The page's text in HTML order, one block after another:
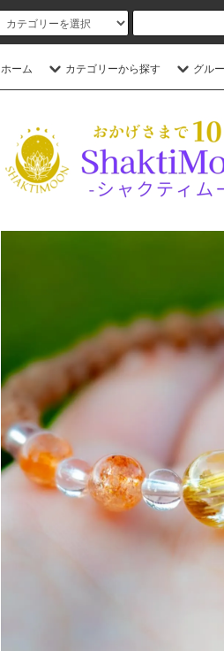
ホーム カテゴリーから探す グル